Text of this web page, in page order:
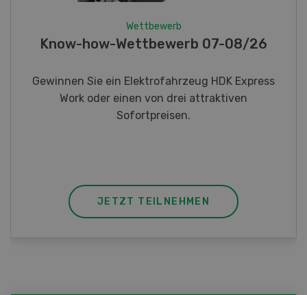
Fotorätsel 07-08/26
Gewinnen Sie eines von fünf LANDI
Taschenmessern
JETZT TEILNEHMEN